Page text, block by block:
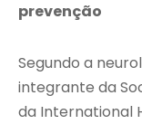
prevenção
Segundo a
integrante da
da International